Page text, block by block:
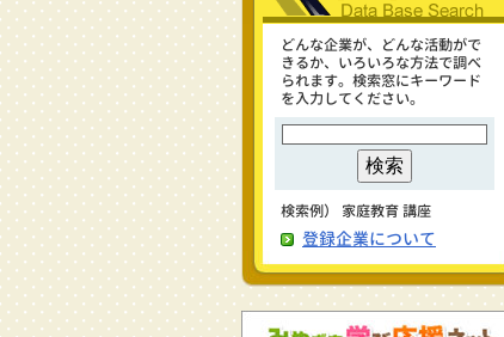
どんな企業が、どんな活動がで
きるか、いろいろな方法で調べ
られます。検索窓にキーワード
を入力してください。
検索例） 家庭教育 講座
登録企業について